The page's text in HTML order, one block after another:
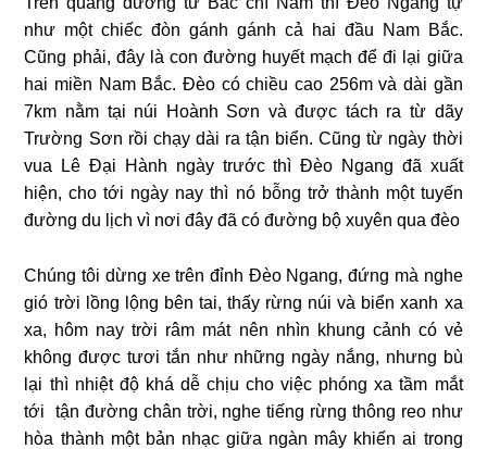
như một chiếc đòn gánh gánh cả hai đầu Nam Bắc.
Cũng phải, đây là con đường huyết mạch để đi lại giữa
hai miền Nam Bắc. Đèo có chiều cao 256m và dài gần
7km nằm tại núi Hoành Sơn và được tách ra từ dãy
Trường Sơn rồi chạy dài ra tận biển. Cũng từ ngày thời
vua Lê Đại Hành ngày trước thì Đèo Ngang đã xuất
hiện, cho tới ngày nay thì nó bỗng trở thành một tuyến
đường du lịch vì nơi đây đã có đường bộ xuyên qua đèo
Chúng tôi dừng xe trên đỉnh Đèo Ngang, đứng mà nghe
gió trời lồng lộng bên tai, thấy rừng núi và biển xanh xa
xa, hôm nay trời râm mát nên nhìn khung cảnh có vẻ
không được tươi tắn như những ngày nắng, nhưng bù
lại thì nhiệt độ khá dễ chịu cho việc phóng xa tầm mắt
tới tận đường chân trời, nghe tiếng rừng thông reo như
hòa thành một bản nhạc giữa ngàn mây khiến ai trong